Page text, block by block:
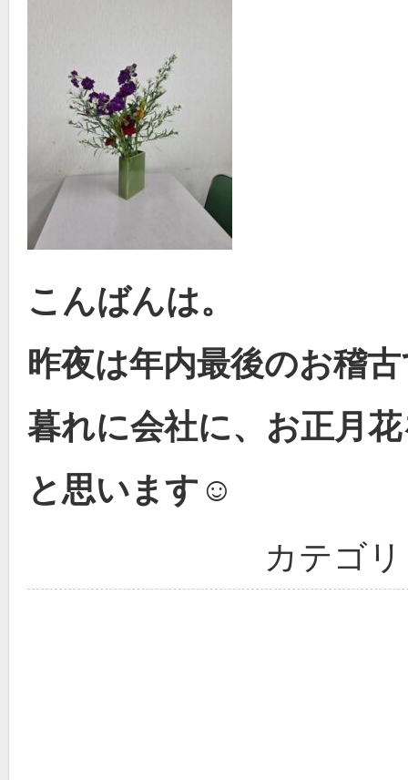
こんばんは。
昨夜は年内最後のお稽
暮れに会社に、お正月
と思います☺
カテゴ